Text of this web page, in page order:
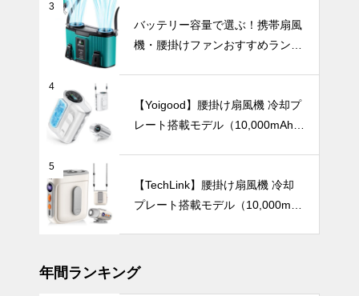
２０２４年の
おすすめ折り
たたみ傘ベス
テーブルウェア
親子の朝食が
もっと楽しく
なる、 おし
ゃれでかわい
暑さ対策
3
バッテリー容量で選ぶ！携帯扇風
機・腰掛けファンおすすめランキ
4
【Yoigood】腰掛け扇風機 冷却プ
レート搭載モデル（10,000mAh・
5
【TechLink】腰掛け扇風機 冷却
プレート搭載モデル（10,000mA
年間ランキング